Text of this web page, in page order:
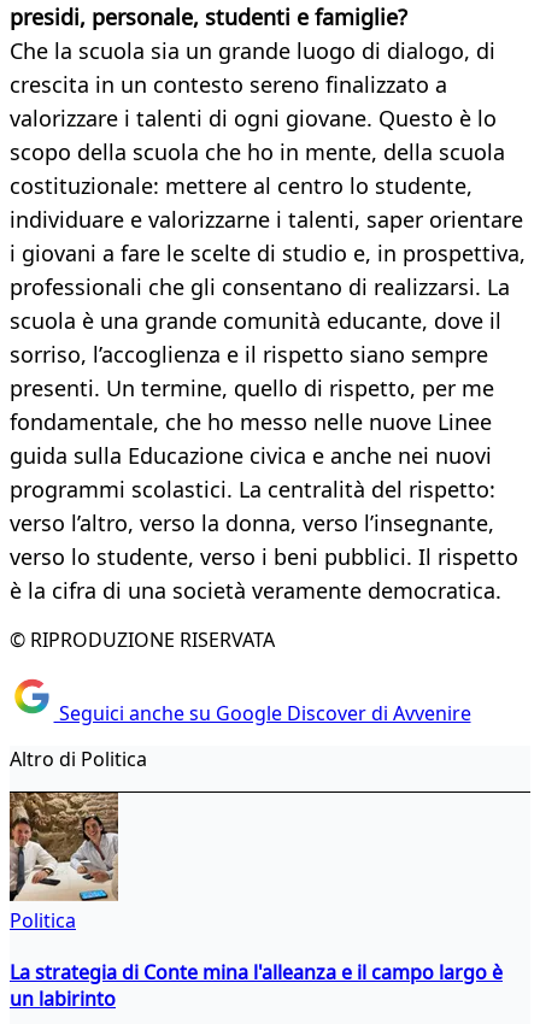
presidi, personale, studenti e famiglie?
Che la scuola sia un grande luogo di dialogo, di
crescita in un contesto sereno finalizzato a
valorizzare i talenti di ogni giovane. Questo è lo
scopo della scuola che ho in mente, della scuola
costituzionale: mettere al centro lo studente,
individuare e valorizzarne i talenti, saper orientare
i giovani a fare le scelte di studio e, in prospettiva,
professionali che gli consentano di realizzarsi. La
scuola è una grande comunità educante, dove il
sorriso, l’accoglienza e il rispetto siano sempre
presenti. Un termine, quello di rispetto, per me
fondamentale, che ho messo nelle nuove Linee
guida sulla Educazione civica e anche nei nuovi
programmi scolastici. La centralità del rispetto:
verso l’altro, verso la donna, verso l’insegnante,
verso lo studente, verso i beni pubblici. Il rispetto
è la cifra di una società veramente democratica.
© RIPRODUZIONE RISERVATA
Seguici anche su Google Discover di Avvenire
Altro di Politica
Politica
La strategia di Conte mina l'alleanza e il campo largo è
un labirinto